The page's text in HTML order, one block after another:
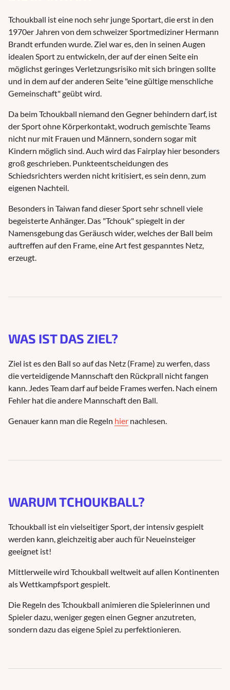
Tchoukball ist eine noch sehr junge Sportart, die erst in den
1970er Jahren von dem schweizer Sportmediziner Hermann
Brandt erfunden wurde. Ziel war es, den in seinen Augen
idealen Sport zu entwickeln, der auf der einen Seite ein
möglichst geringes Verletzungsrisiko mit sich bringen sollte
und in dem auf der anderen Seite "eine gültige menschliche
Gemeinschaft" geübt wird.
Da beim Tchoukball niemand den Gegner behindern darf, ist
der Sport ohne Körperkontakt, wodruch gemischte Teams
nicht nur mit Frauen und Männern, sondern sogar mit
Kindern möglich sind. Auch wird das Fairplay hier besonders
groß geschrieben. Punkteentscheidungen des
Schiedsrichters werden nicht kritisiert, es sein denn, zum
eigenen Nachteil.
Besonders in Taiwan fand dieser Sport sehr schnell viele
begeisterte Anhänger. Das "Tchouk" spiegelt in der
Namensgebung das Geräusch wider, welches der Ball beim
auftreffen auf den Frame, eine Art fest gespanntes Netz,
erzeugt.
WAS IST DAS ZIEL?
Ziel ist es den Ball so auf das Netz (Frame) zu werfen, dass
die verteidigende Mannschaft den Rückprall nicht fangen
kann. Jedes Team darf auf beide Frames werfen. Nach einem
Fehler hat die andere Mannschaft den Ball.
Genauer kann man die Regeln hier nachlesen.
WARUM TCHOUKBALL?
Tchoukball ist ein vielseitiger Sport, der intensiv gespielt
werden kann, gleichzeitig aber auch für Neueinsteiger
geeignet ist!
Mittlerweile wird Tchoukball weltweit auf allen Kontinenten
als Wettkampfsport gespielt.
Die Regeln des Tchoukball animieren die Spielerinnen und
Spieler dazu, weniger gegen einen Gegner anzutreten,
sondern dazu das eigene Spiel zu perfektionieren.